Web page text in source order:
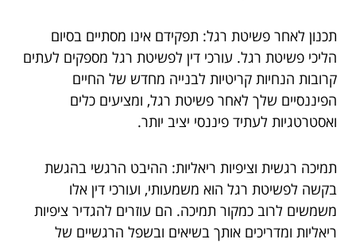
תכנון לאחר פשיטת רגל: תפקידם אינו מסתיים בסיום
הליכי פשיטת רגל. עורכי דין לפשיטת רגל מספקים לעתים
קרובות הנחיות קריטיות לבנייה מחדש של החיים
הפיננסיים שלך לאחר פשיטת רגל, ומציעים כלים
ואסטרטגיות לעתיד פיננסי יציב יותר.
תמיכה רגשית וציפיות ריאליות: ההיבט הרגשי בהגשת
בקשה לפשיטת רגל הוא משמעותי, ועורכי דין אלו
משמשים לרוב כמקור תמיכה. הם עוזרים להגדיר ציפיות
ריאליות ומדריכים אותך בשיאים ובשפל הרגשיים של